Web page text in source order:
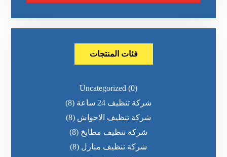
فئات المنتجات
Uncategorized (0)
شركة تنظيف 24 ساعة
(8)
شركة تنظيف الاحواش (8)
شركة تنظيف مطابخ (8)
شركة تنظيف منازل (8)